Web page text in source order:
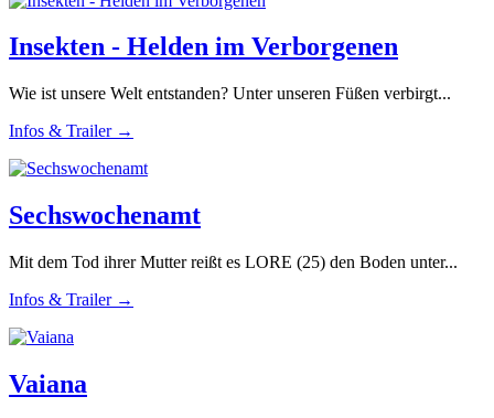
Insekten - Helden im Verborgenen
Wie ist unsere Welt entstanden? Unter unseren Füßen verbirgt...
Infos & Trailer →
Sechswochenamt
Mit dem Tod ihrer Mutter reißt es LORE (25) den Boden unter...
Infos & Trailer →
Vaiana